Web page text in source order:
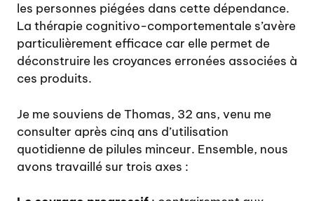
les personnes piégées dans cette dépendance.
La thérapie cognitivo-comportementale s’avère
particulièrement efficace car elle permet de
déconstruire les croyances erronées associées à
ces produits.
Je me souviens de Thomas, 32 ans, venu me
consulter après cinq ans d’utilisation
quotidienne de pilules minceur. Ensemble, nous
avons travaillé sur trois axes :